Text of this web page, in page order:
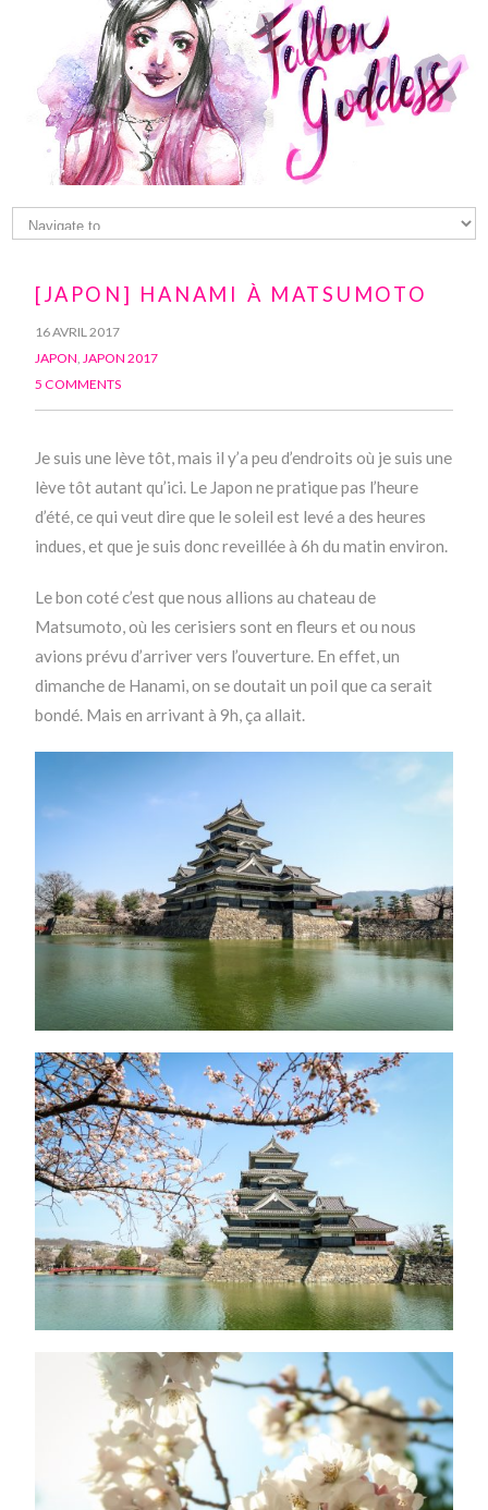
[JAPON] HANAMI À MATSUMOTO
16 AVRIL 2017
JAPON,JAPON 2017
5 COMMENTS
Je suis une lève tôt, mais il y’a peu d’endroits où je suis une
lève tôt autant qu’ici. Le Japon ne pratique pas l’heure
d’été, ce qui veut dire que le soleil est levé a des heures
indues, et que je suis donc reveillée à 6h du matin environ.
Le bon coté c’est que nous allions au chateau de
Matsumoto, où les cerisiers sont en fleurs et ou nous
avions prévu d’arriver vers l’ouverture. En effet, un
dimanche de Hanami, on se doutait un poil que ca serait
bondé. Mais en arrivant à 9h, ça allait.